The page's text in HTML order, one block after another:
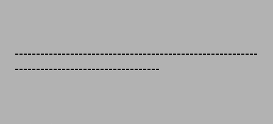
---------------------------------------------------------
----------------------------------